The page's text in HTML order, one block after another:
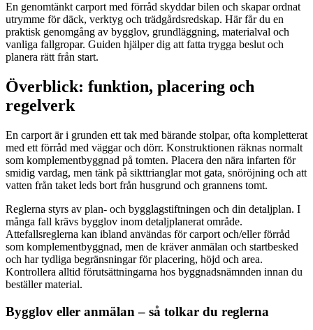
En genomtänkt carport med förråd skyddar bilen och skapar ordnat
utrymme för däck, verktyg och trädgårdsredskap. Här får du en
praktisk genomgång av bygglov, grundläggning, materialval och
vanliga fallgropar. Guiden hjälper dig att fatta trygga beslut och
planera rätt från start.
Överblick: funktion, placering och
regelverk
En carport är i grunden ett tak med bärande stolpar, ofta kompletterat
med ett förråd med väggar och dörr. Konstruktionen räknas normalt
som komplementbyggnad på tomten. Placera den nära infarten för
smidig vardag, men tänk på sikttrianglar mot gata, snöröjning och att
vatten från taket leds bort från husgrund och grannens tomt.
Reglerna styrs av plan- och bygglagstiftningen och din detaljplan. I
många fall krävs bygglov inom detaljplanerat område.
Attefallsreglerna kan ibland användas för carport och/eller förråd
som komplementbyggnad, men de kräver anmälan och startbesked
och har tydliga begränsningar för placering, höjd och area.
Kontrollera alltid förutsättningarna hos byggnadsnämnden innan du
beställer material.
Bygglov eller anmälan – så tolkar du reglerna